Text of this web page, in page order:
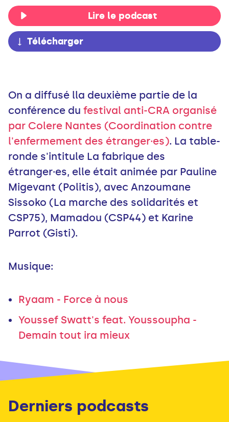
Lire le podcast
Télécharger
On a diffusé lla deuxième partie de la
conférence du festival anti-CRA organisé
par Colere Nantes (Coordination contre
l'enfermement des étranger·es). La table-
ronde s'intitule La fabrique des
étranger·es, elle était animée par Pauline
Migevant (Politis), avec Anzoumane
Sissoko (La marche des solidarités et
CSP75), Mamadou (CSP44) et Karine
Parrot (Gisti).
Musique:
Ryaam - Force à nous
Youssef Swatt's feat. Youssoupha -
Demain tout ira mieux
Derniers podcasts